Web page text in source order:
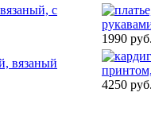
1990 руб.
4250 руб.